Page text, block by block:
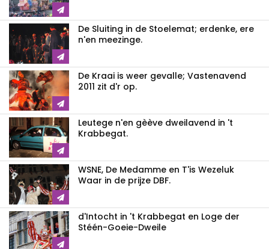
De Sluiting in de Stoelemat; erdenke, ere
n'en meezinge.
De Kraai is weer gevalle; Vastenavend
2011 zit d'r op.
Leutege n'en gèève dweilavend in 't
Krabbegat.
WSNE, De Medamme en T'is Wezeluk
Waar in de prijze DBF.
d'Intocht in 't Krabbegat en Loge der
Stéén-Goeie-Dweile